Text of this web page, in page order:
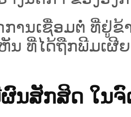
ານເຊື່ອມຕໍ່ ທີ່ຢູ່ຂ້
ນ ທີ່ໄດ້ຖືກພີມເຜີ
ນສັກສິດ ໃນ